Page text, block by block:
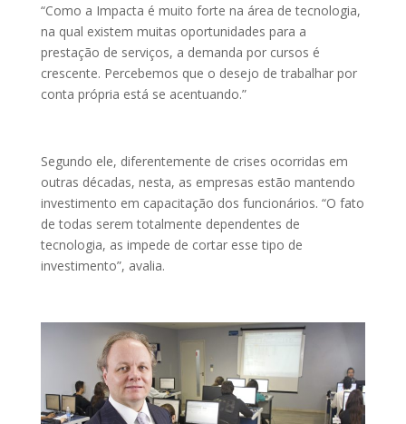
“Como a Impacta é muito forte na área de tecnologia,
na qual existem muitas oportunidades para a
prestação de serviços, a demanda por cursos é
crescente. Percebemos que o desejo de trabalhar por
conta própria está se acentuando.”
Segundo ele, diferentemente de crises ocorridas em
outras décadas, nesta, as empresas estão mantendo
investimento em capacitação dos funcionários. “O fato
de todas serem totalmente dependentes de
tecnologia, as impede de cortar esse tipo de
investimento”, avalia.